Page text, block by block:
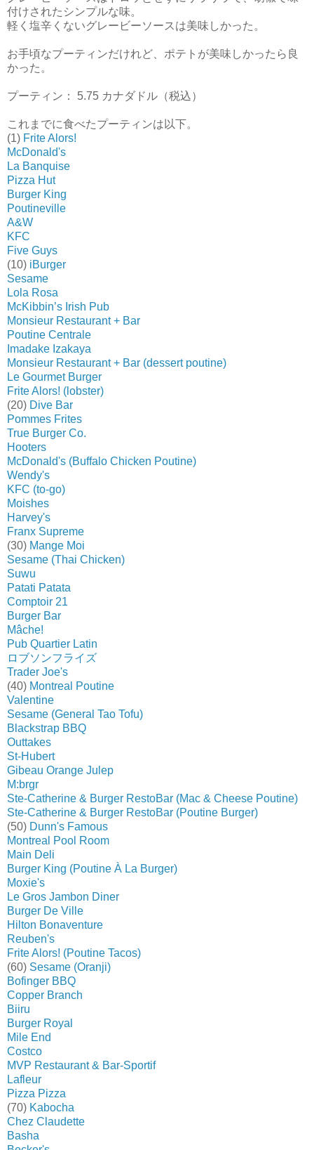
付けされたシンプルな味。
軽く塩辛くないグレービーソースは美味しかった。
お手頃なプーティンだけれど、ポテトが美味しかったら良
かった。
プーティン： 5.75 カナダドル（税込）
これまでに食べたプーティンは以下。
(1) Frite Alors!
McDonald's
La Banquise
Pizza Hut
Burger King
Poutineville
A&W
KFC
Five Guys
(10) iBurger
Sesame
Lola Rosa
McKibbin’s Irish Pub
Monsieur Restaurant + Bar
Poutine Centrale
Imadake Izakaya
Monsieur Restaurant + Bar (dessert poutine)
Le Gourmet Burger
Frite Alors! (lobster)
(20) Dive Bar
Pommes Frites
True Burger Co.
Hooters
McDonald's (Buffalo Chicken Poutine)
Wendy's
KFC (to-go)
Moishes
Harvey's
Franx Supreme
(30) Mange Moi
Sesame (Thai Chicken)
Suwu
Patati Patata
Comptoir 21
Burger Bar
Mâche!
Pub Quartier Latin
ロブソンフライズ
Trader Joe's
(40) Montreal Poutine
Valentine
Sesame (General Tao Tofu)
Blackstrap BBQ
Outtakes
St-Hubert
Gibeau Orange Julep
M:brgr
Ste-Catherine & Burger RestoBar (Mac & Cheese Poutine)
Ste-Catherine & Burger RestoBar (Poutine Burger)
(50) Dunn's Famous
Montreal Pool Room
Main Deli
Burger King (Poutine À La Burger)
Moxie's
Le Gros Jambon Diner
Burger De Ville
Hilton Bonaventure
Reuben's
Frite Alors! (Poutine Tacos)
(60) Sesame (Oranji)
Bofinger BBQ
Copper Branch
Biiru
Burger Royal
Mile End
Costco
MVP Restaurant & Bar-Sportif
Lafleur
Pizza Pizza
(70) Kabocha
Chez Claudette
Basha